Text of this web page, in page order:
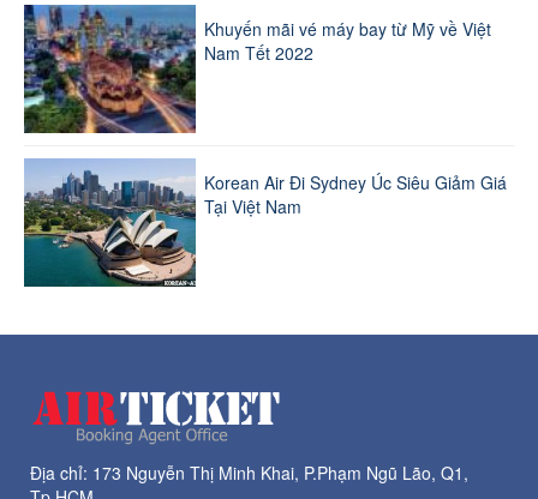
Khuyến mãi vé máy bay từ Mỹ về Việt
Nam Tết 2022
Korean Air Đi Sydney Úc Siêu Giảm Giá
Tại Việt Nam
Địa chỉ: 173 Nguyễn Thị Minh Khai, P.Phạm Ngũ Lão, Q1,